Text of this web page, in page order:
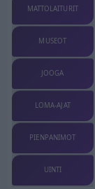
MATTOLAITURIT
MUSEOT
JOOGA
LOMA-AJAT
PIENPANIMOT
UINTI